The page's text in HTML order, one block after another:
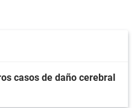
casos de daño cerebral